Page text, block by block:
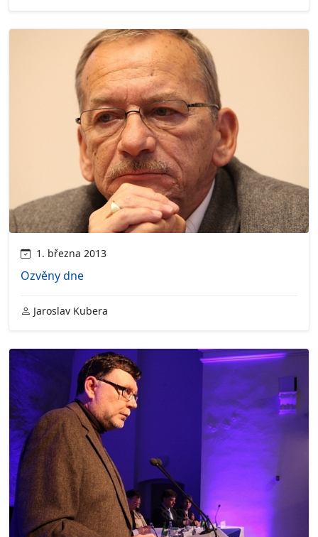
1. března 2013
Ozvěny dne
Jaroslav Kubera